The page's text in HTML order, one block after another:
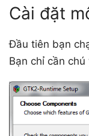
Cài đặt
Đầu tiên bạn
Bạn chỉ cần